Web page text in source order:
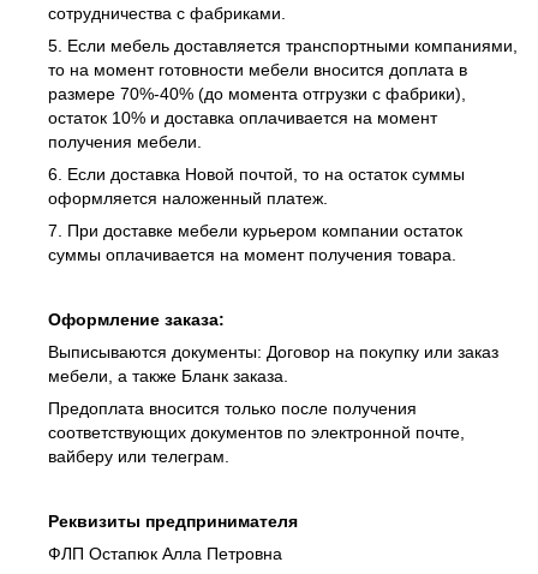
сотрудничества с фабриками.
5. Если мебель доставляется транспортными компаниями,
то на момент готовности мебели вносится доплата в
размере 70%-40% (до момента отгрузки с фабрики),
остаток 10% и доставка оплачивается на момент
получения мебели.
6. Если доставка Новой почтой, то на остаток суммы
оформляется наложенный платеж.
7. При доставке мебели курьером компании остаток
суммы оплачивается на момент получения товара.
Оформление заказа:
Выписываются документы: Договор на покупку или заказ
мебели, а также Бланк заказа.
Предоплата вносится только после получения
соответствующих документов по электронной почте,
вайберу или телеграм.
Реквизиты предпринимателя
ФЛП Остапюк Алла Петровна